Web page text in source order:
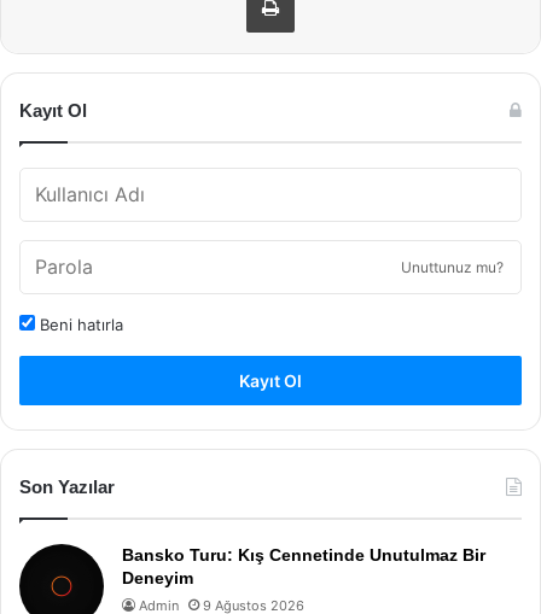
Kayıt Ol
Unuttunuz mu?
Beni hatırla
Kayıt Ol
Son Yazılar
Bansko Turu: Kış Cennetinde Unutulmaz Bir
Deneyim
Admin 9 Ağustos 2026